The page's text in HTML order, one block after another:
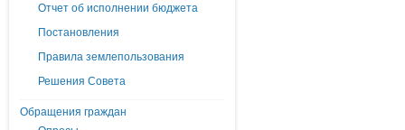
Отчет об исполнении бюджета
Постановления
Правила землепользования
Решения Совета
Обращения граждан